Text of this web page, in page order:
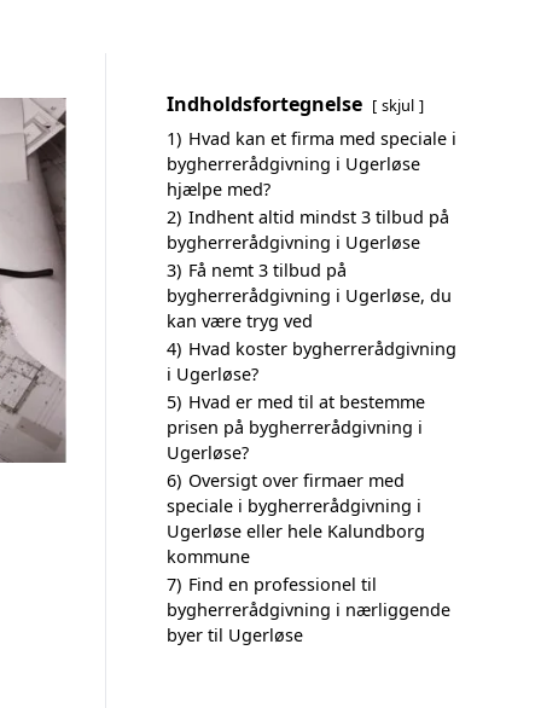
Indholdsfortegnelse skjul
1) Hvad kan et firma med speciale i
bygherrerådgivning i Ugerløse
hjælpe med?
2) Indhent altid mindst 3 tilbud på
bygherrerådgivning i Ugerløse
3) Få nemt 3 tilbud på
bygherrerådgivning i Ugerløse, du
kan være tryg ved
4) Hvad koster bygherrerådgivning
i Ugerløse?
5) Hvad er med til at bestemme
prisen på bygherrerådgivning i
Ugerløse?
6) Oversigt over firmaer med
speciale i bygherrerådgivning i
Ugerløse eller hele Kalundborg
kommune
7) Find en professionel til
bygherrerådgivning i nærliggende
byer til Ugerløse